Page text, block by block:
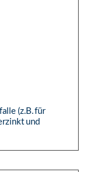
(z.B. für
und